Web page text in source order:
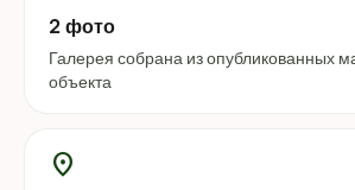
2 фото
Галерея собрана из опубликованных
объекта
location_on